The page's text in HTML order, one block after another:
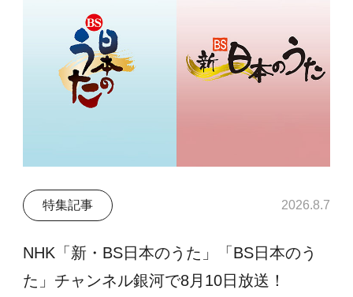
特集記事 2026.8.7
NHK「新・BS日本のうた」「BS日本のう
た」チャンネル銀河で8月10日放送！